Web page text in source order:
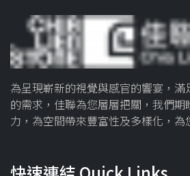
為呈現嶄新的視覺與感官的響宴，
的需求，佳聯為您層層把關，我們
力，為空間帶來豐富性及多樣化，